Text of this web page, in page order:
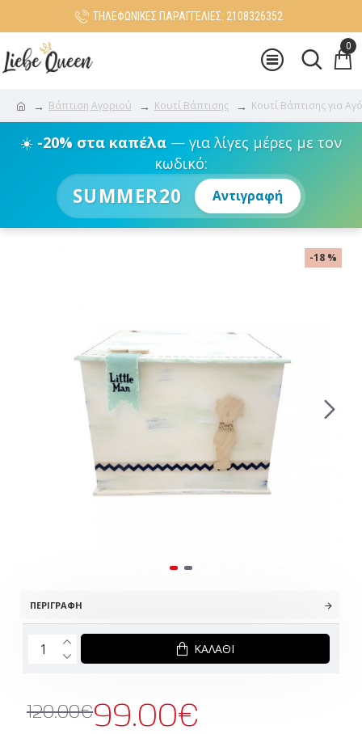
ΤΗΛΕΦΩΝΙΚΕΣ ΠΑΡΑΓΓΕΛΙΕΣ: 2108326352
0
Βάπτιση Αγοριού Κουτί Βάπτισης Κουτί Βάπτισης για
☀️ -20% στα καπέλα— για λίγες μέρες με τον
κωδικό:
SUMMER20 Αντιγραφή
-18 %
ΠΕΡΙΓΡΑΦΉ
99.00€
120.00€
ΚΑΛΆΘΙ